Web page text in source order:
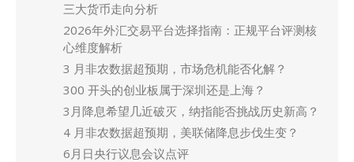
三大货币走向分析
2026年外汇交易平台选择指南：正规平台评测核
心维度解析
3 月非农数据超预期，市场危机能否化解？
300 开头的创业板属于深圳还是上海？
3月降息希望几近破灭，纳指能否挑战历史新高？
4 月非农数据超预期，美联储降息步伐生变？
6月日央行议息会议点评